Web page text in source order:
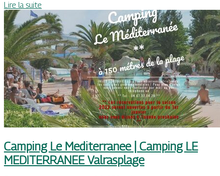
Lire la suite
Camping Le Mediterranee | Camping LE
MEDITER­RANEE Valrasplage